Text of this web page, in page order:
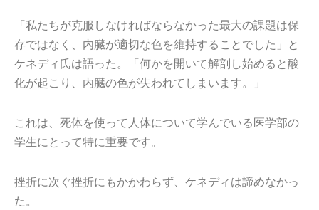
「私たちが克服しなければならなかった最大の課題は保
存ではなく、内臓が適切な色を維持することでした」と
ケネディ氏は語った。「何かを開いて解剖し始めると酸
化が起こり、内臓の色が失われてしまいます。」
これは、死体を使って人体について学んでいる医学部の
学生にとって特に重要です。
挫折に次ぐ挫折にもかかわらず、ケネディは諦めなかっ
た。